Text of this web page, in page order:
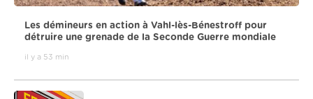
Les démineurs en action à Vahl-lès-Bénestroff pour
détruire une grenade de la Seconde Guerre mondiale
il y a 53 min